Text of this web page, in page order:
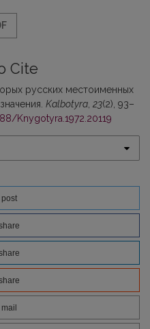
Cite
русских местоименных
Kalbotyra 23(2), 93–
Knygotyra.1972.20119
post
mail